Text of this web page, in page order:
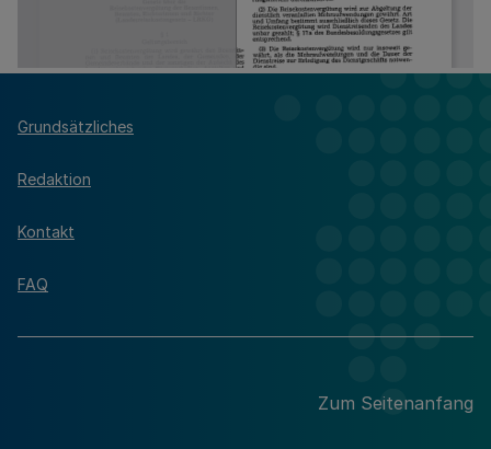
Grundsätzliches
Redaktion
Kontakt
FAQ
Zum Seitenanfang